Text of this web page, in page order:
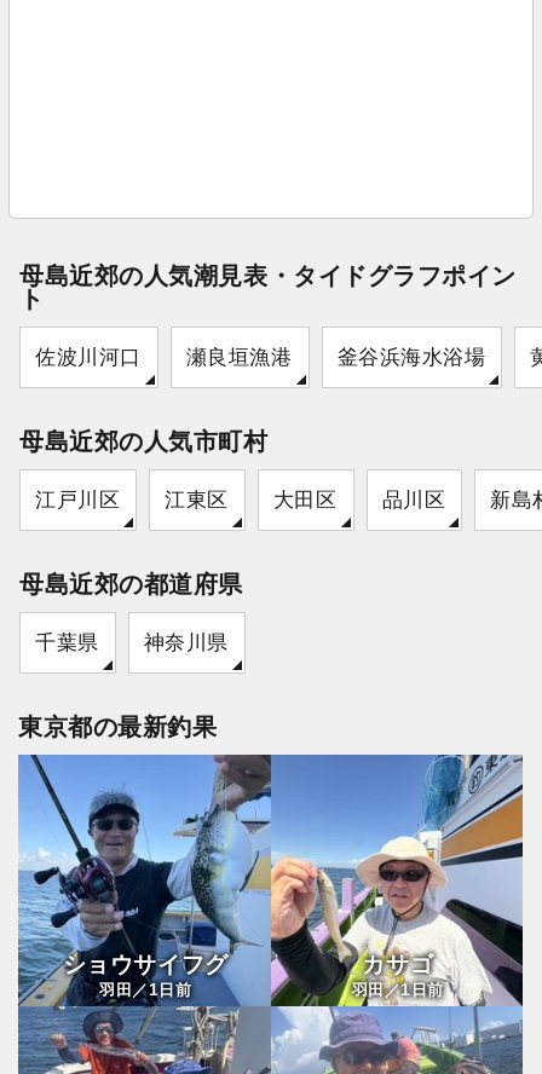
母島近郊の人気潮見表・タイドグラフポイン
ト
佐波川河口 瀬良垣漁港 釜谷浜海水浴場
母島近郊の人気市町村
江戸川区 江東区 大田区 品川区 新島
母島近郊の都道府県
千葉県 神奈川県
東京都の最新釣果
ショウサイフグ
羽田／1日前
カサゴ
羽田／1日前